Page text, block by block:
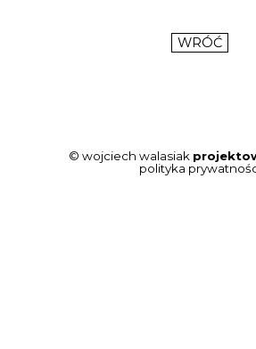
WRÓĆ
© wojciech walasiak
polityka